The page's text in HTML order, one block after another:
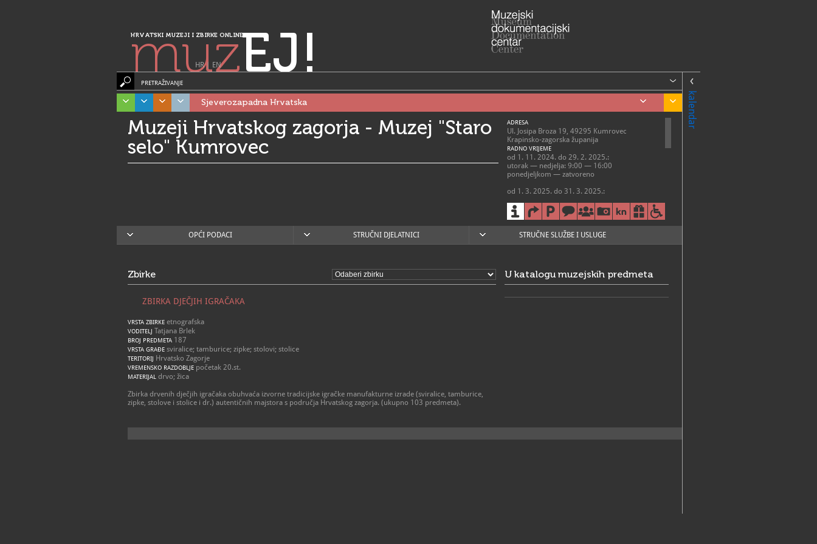
HRVATSKI MUZEJI I ZBIRKE ONLINE
muzEJ!
HR| EN
kalendar
PRETRAŽIVANJE
Sjeverozapadna Hrvatska
Muzeji Hrvatskog zagorja - Muzej "Staro
selo" Kumrovec
ADRESA
Ul. Josipa Broza 19, 49295 Kumrovec
Krapinsko-zagorska županija
RADNO VRIJEME
od 1. 11. 2024. do 29. 2. 2025.:
utorak — nedjelja: 9:00 — 16:00
ponedjeljkom — zatvoreno
od 1. 3. 2025. do 31. 3. 2025.:
ponedjeljkom — zatvoreno
od 1. 4. 2025. do 31. 10. 2025.:
utorak — petak: 9:00 — 17:00
T 049/225-835
OPĆI PODACI STRUČNI DJELATNICI STRUČNE SLUŽBE I USLUGE
Zbirke
ZBIRKA DJEČJIH IGRAČAKA
VRSTA ZBIRKE etnografska
VODITELJ Tatjana Brlek
BROJ PREDMETA 187
VRSTA GRAĐE sviralice; tamburice; zipke; stolovi; stolice
TERITORIJ Hrvatsko Zagorje
VREMENSKO RAZDOBLJE početak 20.st.
MATERIJAL drvo; žica
Zbirka drvenih dječjih igračaka obuhvaća izvorne tradicijske igračke manufakturne izrade (sviralice, tamburice,
zipke, stolove i stolice i dr.) autentičnih majstora s područja Hrvatskog zagorja. (ukupno 103 predmeta).
U katalogu muzejskih predmeta